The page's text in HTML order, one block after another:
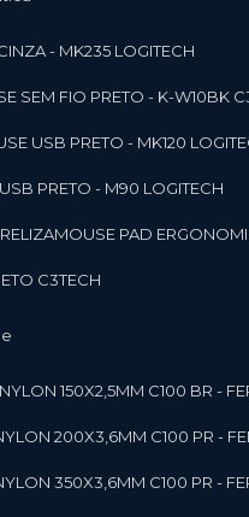
- MK235 LOGITECH
SEM FIO PRETO - K-W10BK
USB PRETO - MK120
USB PRETO - M90 LOGITECH
MOUSE PAD
C3TECH
150X2,5MM C100 BR -
200X3,6MM C100 PR -
350X3,6MM C100 PR -